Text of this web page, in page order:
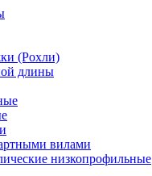
(Рохли)
длины
вилами
низкопрофильные